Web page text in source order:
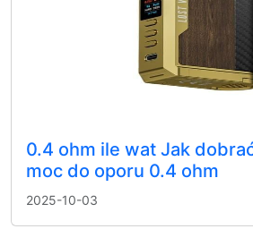
0.4 ohm ile wat Jak
moc do oporu 0.4 ohm
2025-10-03